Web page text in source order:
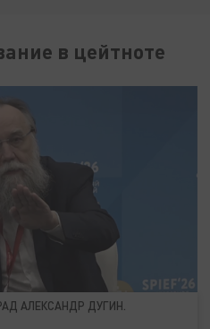
в цейтноте
АЛЕКСАНДР ДУГИН.